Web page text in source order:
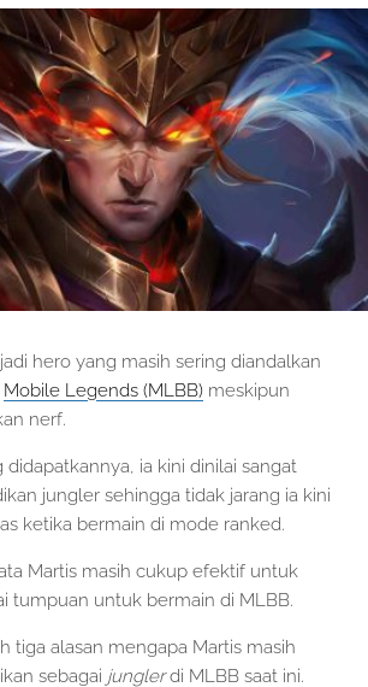
hero yang masih sering diandalkan
Mobile Legends (MLBB) meskipun
nerf.
ia kini dinilai sangat
jungler sehingga tidak jarang ia kini
ketika bermain di mode ranked.
Martis masih cukup efektif untuk
tumpuan untuk bermain di MLBB.
tiga alasan mengapa Martis masih
sebagai junglerdi MLBB saat ini.